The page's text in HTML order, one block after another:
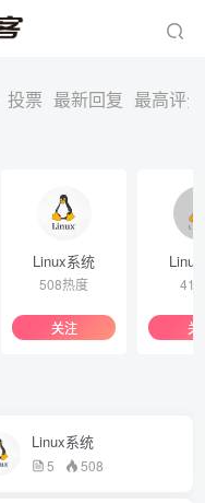
投票 最新回复 最高评分
Linux系统
508热度
关注
41
关
Linux系统
5 508